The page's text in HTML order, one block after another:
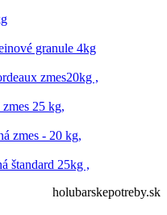
granule 4kg
zmes20kg ,
25 kg,
zmes - 20 kg,
štandard 25kg ,
holubarskepotreby.sk